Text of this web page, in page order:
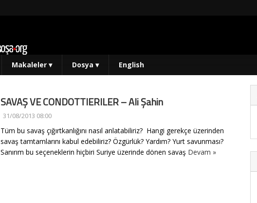
Makaleler ▾ Dosya ▾ English
SAVAŞ VE CONDOTTIERILER – Ali Şahin
31/08/2013 08:00
Tüm bu savaş çığırtkanlığını nasıl anlatabiliriz? Hangi gerekçe üzerinden
savaş tamtamlarını kabul edebiliriz? Özgürlük? Yardım? Yurt savunması?
Sanırım bu seçeneklerin hiçbiri Suriye üzerinde dönen savaş Devam »